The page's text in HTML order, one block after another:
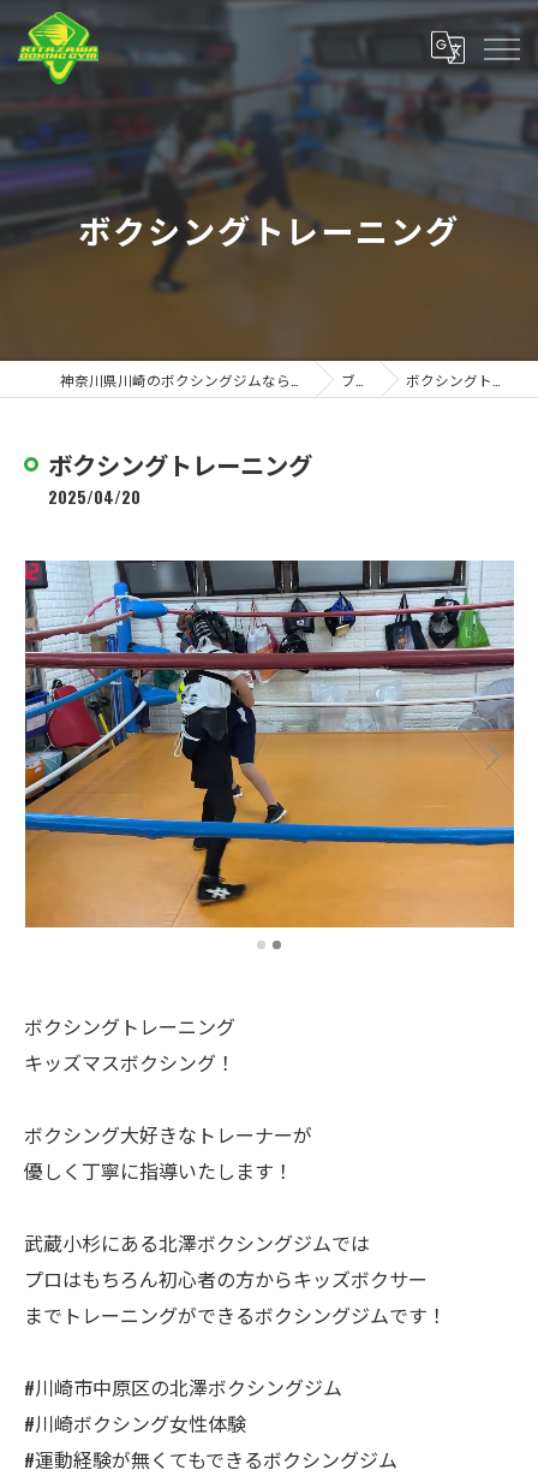
ボクシングトレーニング
ブログ ボクシングトレーニング
ボクシングトレーニング
2025/04/20
ボクシングトレーニング
キッズマスボクシング！
ボクシング大好きなトレーナーが
優しく丁寧に指導いたします！
武蔵小杉にある北澤ボクシングジムでは
プロはもちろん初心者の方からキッズボクサー
までトレーニングができるボクシングジムです！
#川崎市中原区の北澤ボクシングジム
#川崎ボクシング女性体験
#運動経験が無くてもできるボクシングジム